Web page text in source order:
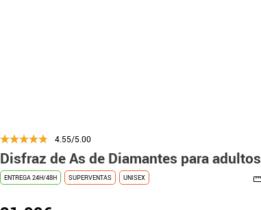
4.55/5.00
Disfraz de As de Diamantes para adultos
ENTREGA 24H/48H SUPERVENTAS UNISEX